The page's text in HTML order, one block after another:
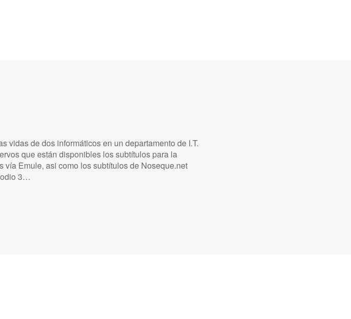
vidas de dos informáticos en un departamento de I.T.
que están disponibles los subtítulos para la
Emule, asi como los subtítulos de Noseque.net
3…